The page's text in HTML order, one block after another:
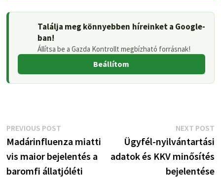
Találja meg könnyebben híreinket a Google-
ban!
Állítsa be a Gazda Kontrollt megbízható forrásnak!
Beállítom
Bejegyzés
navigáció
PREVIOUS POSTPrevious
post:
Madárinfluenza miatti
vis maior bejelentés a
baromfi állatjóléti
NEXT POST
Ügyfél-nyilvántartási
adatok és KKV minősítés
bejelentése